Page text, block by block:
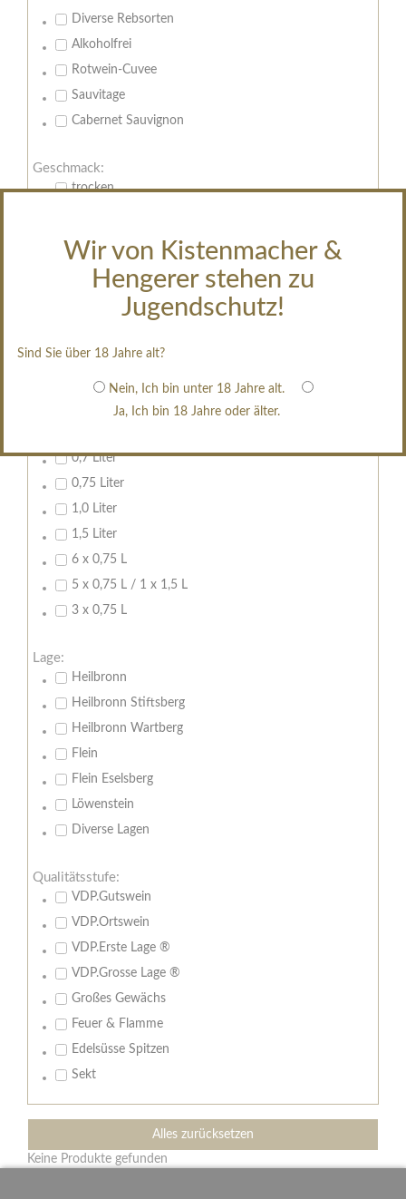
Wir von Kistenmacher &
Hengerer stehen zu
Jugendschutz!
Sind Sie über 18 Jahre alt?
Nein, Ich bin unter 18 Jahre alt.
Ja, Ich bin 18 Jahre oder älter.
Diverse Rebsorten
Alkoholfrei
Rotwein-Cuvee
Sauvitage
Cabernet Sauvignon
Geschmack:
trocken
halbtrocken
edelsüß
erfrischend, nicht zu süß
0,7 Liter
0,75 Liter
1,0 Liter
1,5 Liter
6 x 0,75 L
5 x 0,75 L / 1 x 1,5 L
3 x 0,75 L
Lage:
Heilbronn
Heilbronn Stiftsberg
Heilbronn Wartberg
Flein
Flein Eselsberg
Löwenstein
Diverse Lagen
Qualitätsstufe:
VDP.Gutswein
VDP.Ortswein
VDP.Erste Lage ®
VDP.Grosse Lage ®
Großes Gewächs
Feuer & Flamme
Edelsüsse Spitzen
Sekt
Alles zurücksetzen
Keine Produkte gefunden